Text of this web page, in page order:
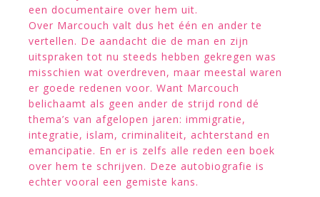
een documentaire over hem uit.
Over Marcouch valt dus het één en ander te
vertellen. De aandacht die de man en zijn
uitspraken tot nu steeds hebben gekregen was
misschien wat overdreven, maar meestal waren
er goede redenen voor. Want Marcouch
belichaamt als geen ander de strijd rond dé
thema’s van afgelopen jaren: immigratie,
integratie, islam, criminaliteit, achterstand en
emancipatie. En er is zelfs alle reden een boek
over hem te schrijven. Deze autobiografie is
echter vooral een gemiste kans.